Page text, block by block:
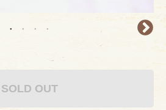
SOLD OUT